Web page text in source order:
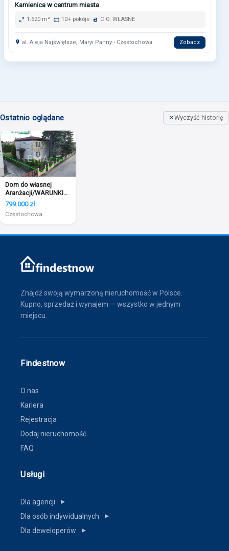
Kamienica w centrum miasta
1.620 m² 10+ pokóje C.O. WŁASNE
al. Aleja Najświętszej Maryi Panny - Częstochowa Zobacz
Ostatnio oglądane Wyczyść historię
Dom do własnej
Aranżacji/WARUNKI
na 4 lokale
799.000 zł
Częstochowa
Znajdź swoją wymarzoną nieruchomość w Polsce.
Kupno, sprzedaż i wynajem — wszystko w jednym
miejscu.
Findestnow
O nas
Kariera
Rejestracja
Dodaj nieruchomość
FAQ
Usługi
Dla agencji ▼
Dla osób indywidualnych ▼
Dla deweloperów ▼